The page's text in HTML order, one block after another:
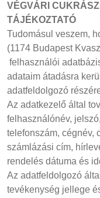
VÉGVÁRI
TÁJÉKOZTATÓ
Tudomásul veszem,
(1174 Budapest
felhasználói
adataim átadásra
adatfeldolgozó
Az adatkezelő által
felhasználónév,
telefonszám, cégnév,
számlázási cím,
rendelés dátuma és
Az adatfeldolgozó
tevékenység jellege